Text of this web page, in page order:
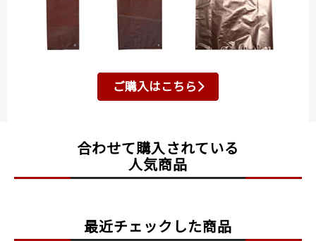
ご購入はこちら
合わせて購入されている
人気商品
最近チェックした商品